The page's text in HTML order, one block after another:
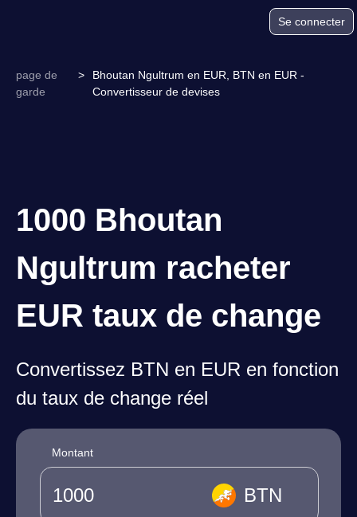
Se connecter
page de
garde
>
Bhoutan Ngultrum en EUR, BTN en EUR -
Convertisseur de devises
1000 Bhoutan
Ngultrum racheter
EUR taux de change
Convertissez BTN en EUR en fonction
du taux de change réel
Montant
BTN